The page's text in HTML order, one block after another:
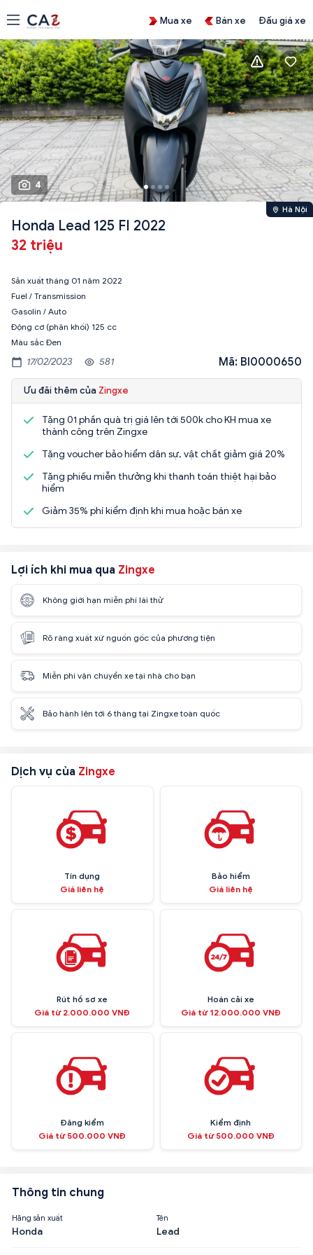
Mua xe Bán xe Đấu giá xe
4
Hà Nội
Honda Lead 125 FI 2022
32 triệu
Sản xuất tháng 01 năm 2022
Fuel / Transmission
Gasolin / Auto
Động cơ (phân khối) 125 cc
17/02/2023 581 Mã: BI0000650
Ưu đãi thêm của Zingxe
Tặng 01 phần quà trị giá lên tới 500k cho KH mua xe
thành công trên Zingxe
Tặng voucher bảo hiểm dân sự, vật chất giảm giá 20%
Tặng phiếu miễn thưởng khi thanh toán thiệt hại bảo
hiểm
Giảm 35% phí kiểm định khi mua hoặc bán xe
Lợi ích khi mua qua Zingxe
Không giới hạn miễn phí lái thử
Rõ ràng xuất xứ nguồn gốc của phương tiện
Miễn phí vận chuyển xe tại nhà cho bạn
Bảo hành lên tới 6 tháng tại Zingxe toàn quốc
Dịch vụ của Zingxe
Tín dụng
Giá liên hệ
Bảo hiểm
Giá liên hệ
Rút hồ sơ xe
Giá từ 2.000.000 VNĐ
Hoán cải xe
Giá từ 12.000.000 VNĐ
Đăng kiểm
Giá từ 500.000 VNĐ
Kiểm định
Giá từ 500.000 VNĐ
Thông tin chung
Hãng sản xuất
Honda
Tên
Lead